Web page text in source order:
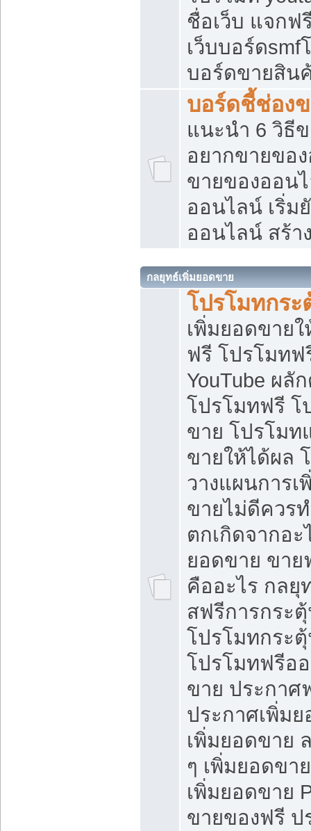
ชื่อเว็บ แจกฟ
เว็บบอร์ดsmf
บอร์ดขายสิน
บอร์ดชี้ช่อง
แนะนำ 6 วิธี
อยากขายขอ
ขายของออน
ออนไลน์ เริ่ม
ออนไลน์ สร้า
กลยุทธ์เพิ่มยอดขาย
โปรโมทกร
เพิ่มยอดขายใ
ฟรี โปรโมทฟ
YouTube ผลั
โปรโมทฟรี โ
ขาย โปรโมท
ขายให้ได้ผล
วางแผนการ
ขายไม่ดีควร
ตกเกิดจากอะ
ยอดขาย ขาย
คืออะไร กลยุ
สฟรีการกระ
โปรโมทกระ
โปรโมทฟรีอ
ขาย ประกาศ
ประกาศเพิ่ม
เพิ่มยอดขาย
ๆ เพิ่มยอดขา
เพิ่มยอดขาย
ขายของฟรี ป